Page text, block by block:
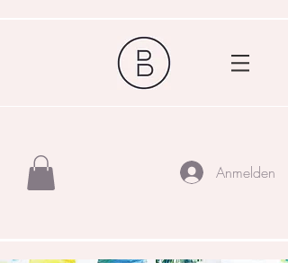
Anmelden